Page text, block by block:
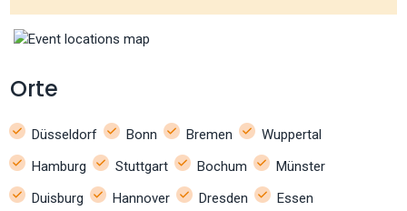
Orte
Düsseldorf Bonn Bremen
Wuppertal
Hamburg
Stuttgart Bochum
Münster
Duisburg
Hannover Dresden
Essen